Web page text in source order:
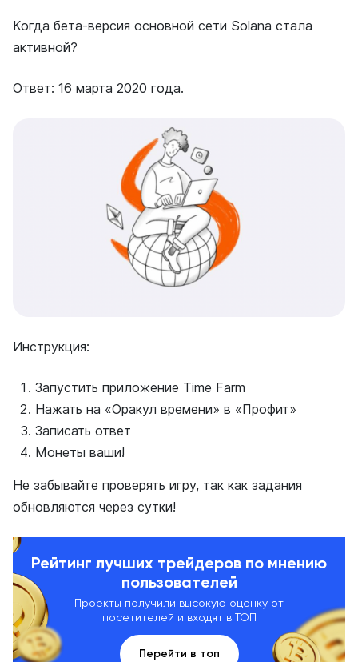
Когда бета-версия основной сети Solana стала
активной?
Ответ: 16 марта 2020 года.
Инструкция:
Запустить приложение Time Farm
Нажать на «Оракул времени» в «Профит»
Записать ответ
Монеты ваши!
Не забывайте проверять игру, так как задания
обновляются через сутки!
Рейтинг лучших трейдеров по мнению
пользователей
Проекты получили высокую оценку от
посетителей и входят в ТОП
Перейти в топ